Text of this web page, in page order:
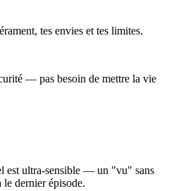
tes envies et tes limites.
— pas besoin de mettre la vie
est ultra-sensible — un "vu" sans
le dernier épisode.